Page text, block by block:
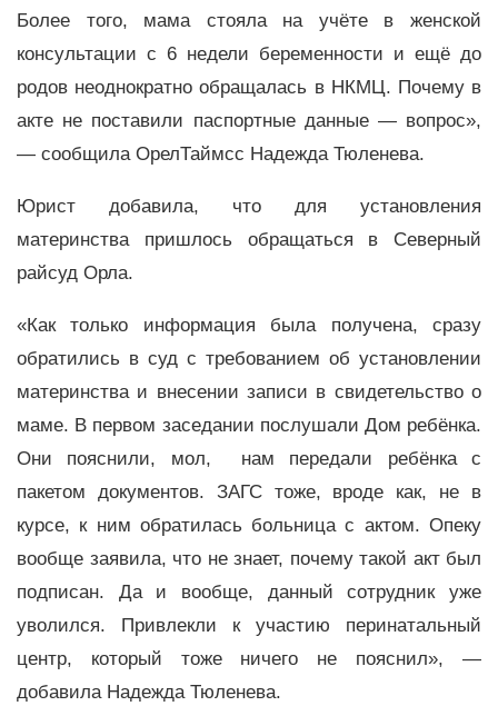
Более того, мама стояла на учёте в женской
консультации с 6 недели беременности и ещё до
родов неоднократно обращалась в НКМЦ. Почему в
акте не поставили паспортные данные — вопрос»,
— сообщила ОрелТаймсс Надежда Тюленева.
Юрист добавила, что для установления
материнства пришлось обращаться в Северный
райсуд Орла.
«Как только информация была получена, сразу
обратились в суд с требованием об установлении
материнства и внесении записи в свидетельство о
маме. В первом заседании послушали Дом ребёнка.
Они пояснили, мол, нам передали ребёнка с
пакетом документов. ЗАГС тоже, вроде как, не в
курсе, к ним обратилась больница с актом. Опеку
вообще заявила, что не знает, почему такой акт был
подписан. Да и вообще, данный сотрудник уже
уволился. Привлекли к участию перинатальный
центр, который тоже ничего не пояснил», —
добавила Надежда Тюленева.